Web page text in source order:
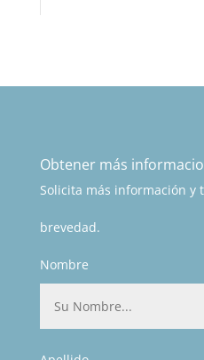
Obtener más
Solicita más información y
brevedad.
Nombre